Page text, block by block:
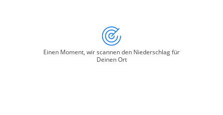
Einen Moment, wir scannen den Niederschlag für
Deinen Ort